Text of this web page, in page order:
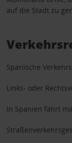
auf die Stadt zu
Spanische
Links- oder
In Spanien fährt